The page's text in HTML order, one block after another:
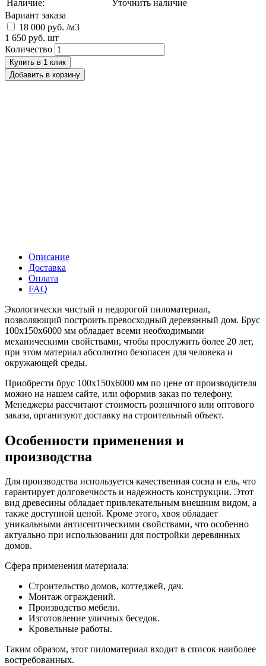
Наличие:
Уточнить наличие
Вариант заказа
18 000 руб. /м3
1 650 руб. шт
Количество
Купить в 1 клик
Добавить в корзину
Описание
Доставка
Оплата
FAQ
Экологически чистый и недорогой пиломатериал,
позволяющий построить превосходный деревянный дом. Брус
100х150х6000 мм обладает всеми необходимыми
механическими свойствами, чтобы прослужить более 20 лет,
при этом материал абсолютно безопасен для человека и
окружающей среды.
Приобрести брус 100х150х6000 мм по цене от производителя
можно на нашем сайте, или оформив заказ по телефону.
Менеджеры рассчитают стоимость розничного или оптового
заказа, организуют доставку на строительный объект.
Особенности применения и
производства
Для производства используется качественная сосна и ель, что
гарантирует долговечность и надежность конструкции. Этот
вид древесины обладает привлекательным внешним видом, а
также доступной ценой. Кроме этого, хвоя обладает
уникальными антисептическими свойствами, что особенно
актуально при использовании для постройки деревянных
домов.
Сфера применения материала:
Строительство домов, коттеджей, дач.
Монтаж ограждений.
Производство мебели.
Изготовление уличных беседок.
Кровельные работы.
Таким образом, этот пиломатериал входит в список наиболее
востребованных.